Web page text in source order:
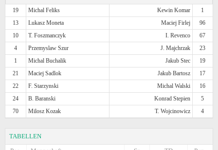
19 Michal Feliks Kewin Komar
1
13
Lukasz Moneta Maciej Firlej
96
10
T. Foszmanczyk I. Revenco
67
4
Przemyslaw Szur J. Majchrzak
23
1
Michal Buchalik Jakub Stec
19
21
Maciej Sadlok Jakub Bartosz
17
22
F. Starzynski Michal Walski
16
24
B. Baranski Konrad Stepien
5
70
Milosz Kozak T. Wojcinowicz 4
TABELLEN